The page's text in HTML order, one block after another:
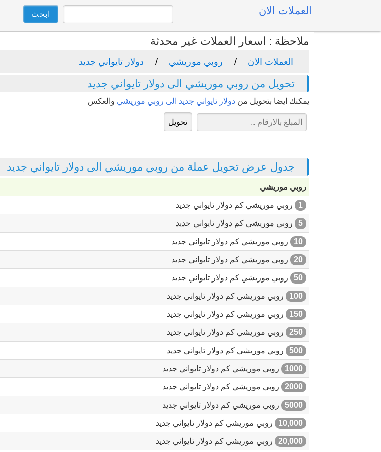
العملات الان
ملاحظة : اسعار العملات غير محدثة
العملات الان روبي موريشي دولار تايواني جديد
تحويل من روبي موريشي الى دولار تايواني جديد
يمكنك ايضا بتحويل من دولار تايواني جديد الى روبي موريشي والعكس
جدول عرض تحويل عملة من روبي موريشي الى دولار تايواني جديد
روبي موريشي
1 روبي موريشي كم دولار تايواني جديد
5 روبي موريشي كم دولار تايواني جديد
10 روبي موريشي كم دولار تايواني جديد
20 روبي موريشي كم دولار تايواني جديد
50 روبي موريشي كم دولار تايواني جديد
100 روبي موريشي كم دولار تايواني جديد
150 روبي موريشي كم دولار تايواني جديد
250 روبي موريشي كم دولار تايواني جديد
500 روبي موريشي كم دولار تايواني جديد
1000 روبي موريشي كم دولار تايواني جديد
2000 روبي موريشي كم دولار تايواني جديد
5000 روبي موريشي كم دولار تايواني جديد
10,000 روبي موريشي كم دولار تايواني جديد
20,000 روبي موريشي كم دولار تايواني جديد